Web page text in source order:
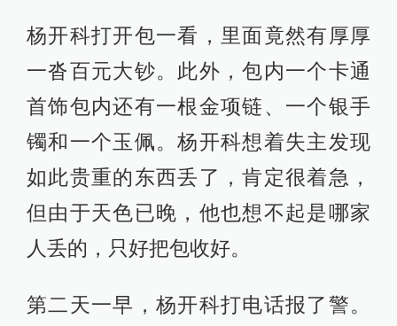
杨开科打开包一看，里面竟然有厚厚
一沓百元大钞。此外，包内一个卡通
首饰包内还有一根金项链、一个银手
镯和一个玉佩。杨开科想着失主发现
如此贵重的东西丢了，肯定很着急，
但由于天色已晚，他也想不起是哪家
人丢的，只好把包收好。
第二天一早，杨开科打电话报了警。